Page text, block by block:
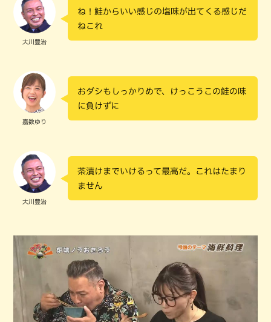
大川豊治
ね！鮭からいい感じの塩味が出てくる感じだ
ねこれ
嘉数ゆり
おダシもしっかりめで、けっこうこの鮭の味
に負けずに
大川豊治
茶漬けまでいけるって最高だ。これはたまり
ません